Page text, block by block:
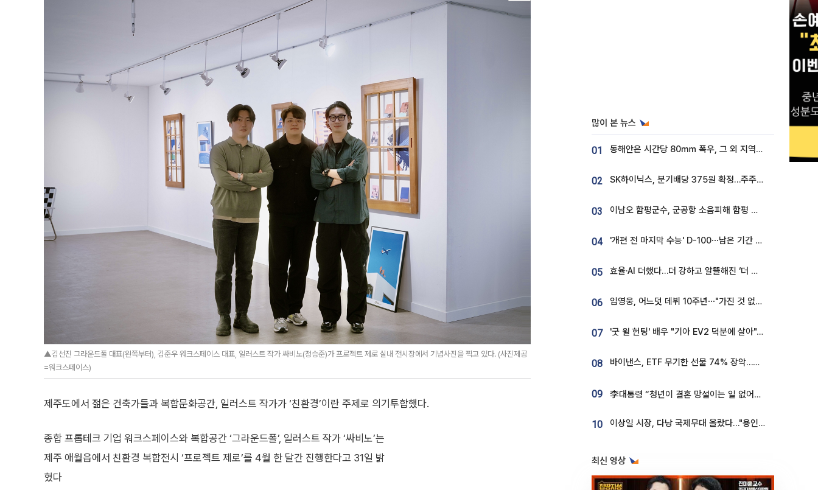
▲김선진 그라운드폴 대표(왼쪽부터), 김준우 워크스페이스 대표, 일러스트 작가 싸비노(정승준)가 프로젝트 제로 실내 전시장에서 기념사진을 찍고 있다. (사진제공
=워크스페이스)
제주도에서 젊은 건축가들과 복합문화공간, 일러스트 작가가 ‘친환경’이란 주제로 의기투합했다.
종합 프롭테크 기업 워크스페이스와 복합공간 ‘그라운드폴’, 일러스트 작가 ‘싸비노’는
제주 애월읍에서 친환경 복합전시 ‘프로젝트 제로’를 4월 한 달간 진행한다고 31일 밝
혔다
많이 본 뉴스
01 동해안은 시간당 80㎜ 폭우, 그 외 지역은 폭염…‘극과 극 날씨’
02 SK하이닉스, 분기배당 375원 확정…주주환원책 9월로 앞당겨 발표
03 이남오 함평군수, 군공항 소음피해 함평 보상 요구
04 '개편 전 마지막 수능' D-100⋯남은 기간 성적 올릴 전략은
05 효율·AI 더했다…더 강하고 알뜰해진 ‘더 뉴 그랜저 하이브리드’ [ET의 모빌리티]
06 임영웅, 어느덧 데뷔 10주년⋯"가진 것 없던 시절, 내 앞엔 20명의 팬뿐"
07 '굿 윌 헌팅' 배우 "기아 EV2 덕분에 살아"…교통사고 후 안전성 극찬
08 바이낸스, ETF 무기한 선물 74% 장악…한국 레버리지 ETF 거래 급증 [e가상자산]
09 李대통령 “청년이 결혼 망설이는 일 없어야...제도상 불이익 조사”
10 이상일 시장, 다낭 국제무대 올랐다…"용인, 세계 최대 반도체 도시 된다"
최신 영상